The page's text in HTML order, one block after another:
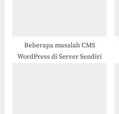
Beberapa masalah CMS
WordPress di Server Sendiri